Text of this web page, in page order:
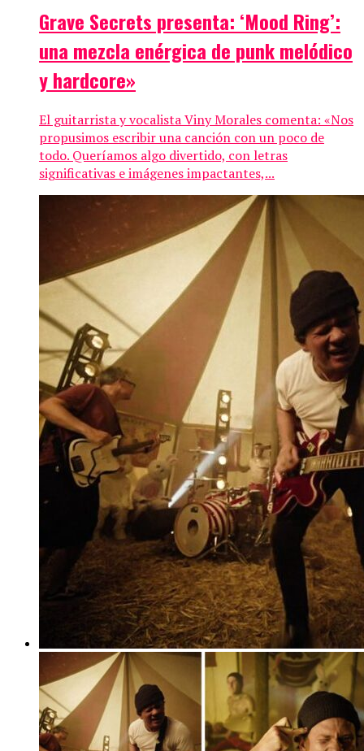
Grave Secrets presenta: ‘Mood Ring’:
una mezcla enérgica de punk melódico
y hardcore»
El guitarrista y vocalista Viny Morales comenta: «Nos
propusimos escribir una canción con un poco de
todo. Queríamos algo divertido, con letras
significativas e imágenes impactantes,...